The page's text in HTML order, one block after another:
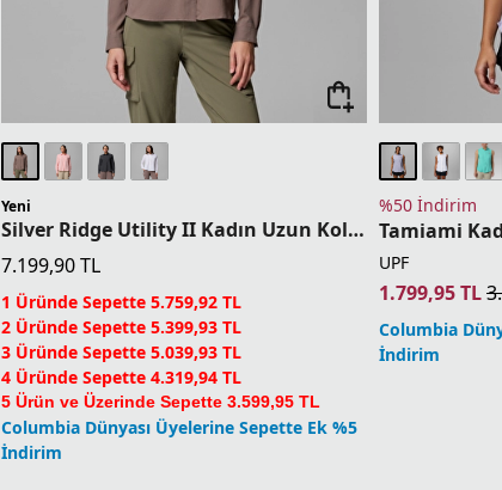
7.199,90
TL
1 Üründe Sepette 5.759,92 TL
2 Üründe Sepette 5.399,93 TL
3 Üründe Sepette 5.039,93 TL
4 Üründe Sepette 4.319,94 TL
5 Ürün ve Üzerinde Sepette 3.599,95 TL
Columbia Dünyası Üyelerine Sepette Ek %5
İndirim
UPF
1.799,95 TL
Columbia
İndirim